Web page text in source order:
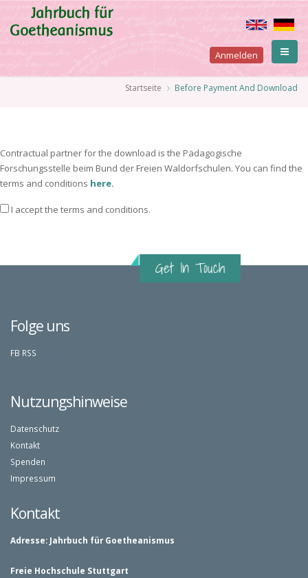
zum
Inhalt
User
account
Anmelden
PfadnavigationStartseite Before Payment And Download
Contractual partner for the download is the Pädagogische
Forschungsstelle beim Bund der Freien Waldorfschulen. You can find the
terms and conditions here.
I accept the terms and conditions.
Folge uns
FB RSS
Nutzungshinweise
Datenschutz
Kontakt
Spenden
Impressum
Kontakt
Adresse: Jahrbuch für Goetheanismus
Freie Hochschule Stuttgart